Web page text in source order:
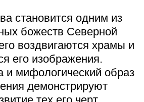
становится одним из
божеств Северной
воздвигаются храмы и
его изображения.
и мифологический образ
демонстрируют